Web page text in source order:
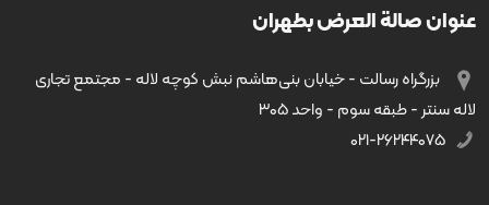
عنوان صالة العرض بطهران
بزرگراه رسالت - خیابان بنی‌هاشم نبش کوچه لاله - مجتمع تجاری
لاله سنتر - طبقه سوم - واحد ۳۰۵
۰۲۱-۲۶۲۴۴۰۷۵